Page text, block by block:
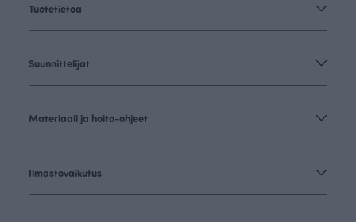
Tuotetietoa
Suunnittelijat
Materiaali ja hoito-ohjeet
Ilmastovaikutus